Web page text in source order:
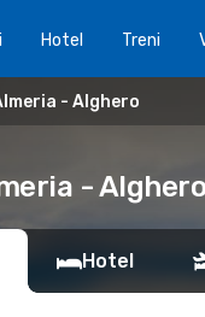
Hotel Treni
- Alghero
-
Hotel